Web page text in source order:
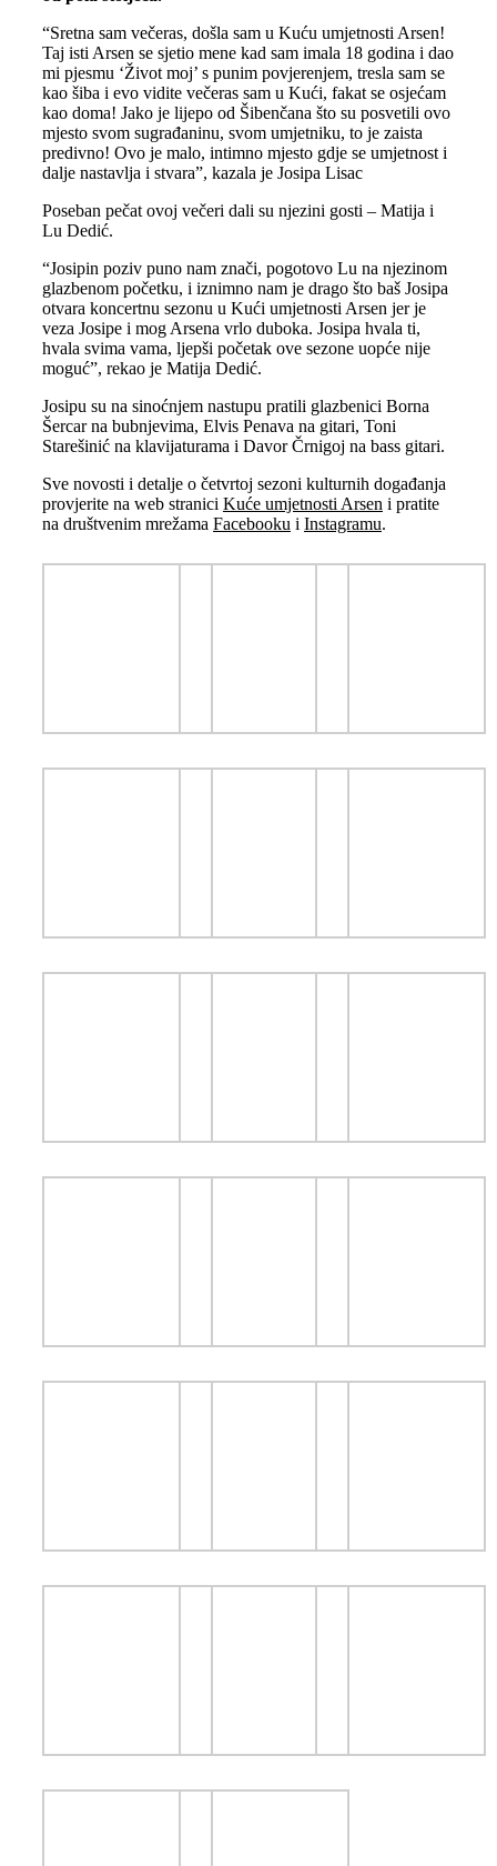
“Sretna sam večeras, došla sam u Kuću umjetnosti Arsen!
Taj isti Arsen se sjetio mene kad sam imala 18 godina i dao
mi pjesmu ‘Život moj’ s punim povjerenjem, tresla sam se
kao šiba i evo vidite večeras sam u Kući, fakat se osjećam
kao doma! Jako je lijepo od Šibenčana što su posvetili ovo
mjesto svom sugrađaninu, svom umjetniku, to je zaista
predivno! Ovo je malo, intimno mjesto gdje se umjetnost i
dalje nastavlja i stvara”, kazala je Josipa Lisac
Poseban pečat ovoj večeri dali su njezini gosti – Matija i
Lu Dedić.
“Josipin poziv puno nam znači, pogotovo Lu na njezinom
glazbenom početku, i iznimno nam je drago što baš Josipa
otvara koncertnu sezonu u Kući umjetnosti Arsen jer je
veza Josipe i mog Arsena vrlo duboka. Josipa hvala ti,
hvala svima vama, ljepši početak ove sezone uopće nije
moguć”, rekao je Matija Dedić.
Josipu su na sinoćnjem nastupu pratili glazbenici Borna
Šercar na bubnjevima, Elvis Penava na gitari, Toni
Starešinić na klavijaturama i Davor Črnigoj na bass gitari.
Sve novosti i detalje o četvrtoj sezoni kulturnih događanja
provjerite na web stranici Kuće umjetnosti Arsen i pratite
na društvenim mrežama Facebooku i Instagramu.